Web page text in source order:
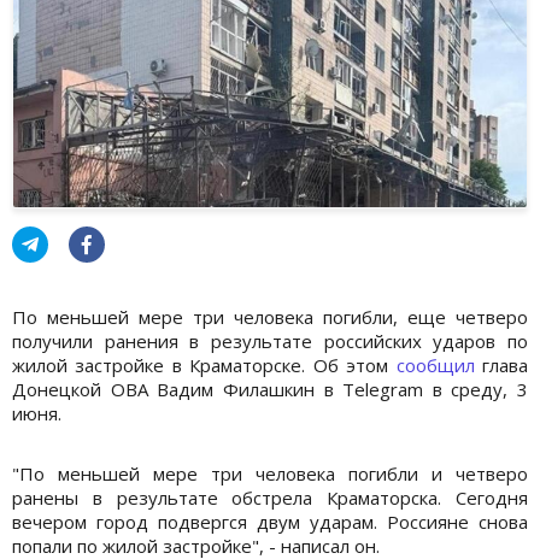
По меньшей мере три человека погибли, еще четверо
получили ранения в результате российских ударов по
жилой застройке в Краматорске. Об этом сообщил глава
Донецкой ОВА Вадим Филашкин в Telegram в среду, 3
июня.
"По меньшей мере три человека погибли и четверо
ранены в результате обстрела Краматорска. Сегодня
вечером город подвергся двум ударам. Россияне снова
попали по жилой застройке", - написал он.